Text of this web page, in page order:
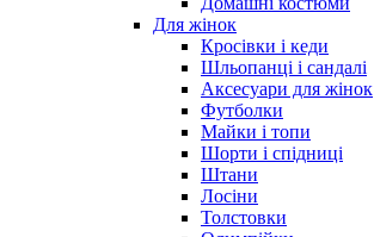
Для жінок
Кросівки і кеди
Шльопанці і сандалі
Аксесуари для жінок
Футболки
Майки і топи
Шорти і спідниці
Штани
Лосіни
Толстовки